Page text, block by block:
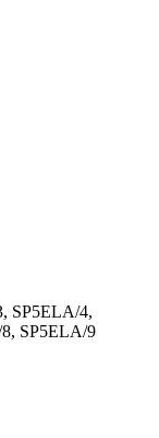
SP5ELA/4,
SP5ELA/9